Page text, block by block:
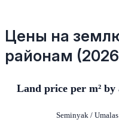
Цены на
районам